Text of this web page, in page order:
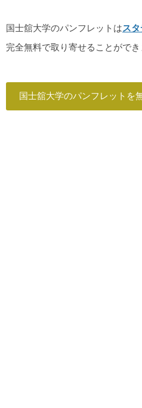
国士舘大学のパンフレットはス
完全無料で取り寄せることができ
国士舘大学のパンフレットを